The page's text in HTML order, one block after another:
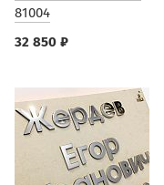
81004
32 850 ₽